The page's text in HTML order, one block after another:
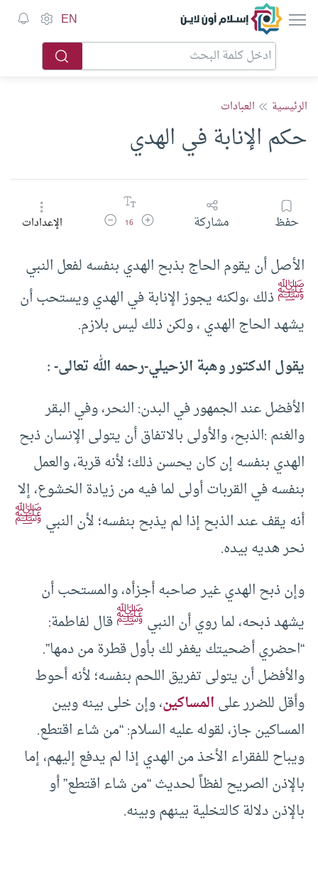
إسلام أون لاين EN
الرئيسية العبادات
حكم الإنابة في الهدي
حفظ مشاركة زيادة حجم الخط
16 تقليل حجم الخطالإعدادات
الأصل أن يقوم الحاج بذبح الهدي بنفسه لفعل النبي
ﷺذلك ،ولكنه يجوز الإنابة في الهدي ويستحب أن
يشهد الحاج الهدي ، ولكن ذلك ليس بلازم.
يقول الدكتور وهبة الزحيلي-رحمه الله تعالى- :
الأفضل عند الجمهور في البدن: النحر، وفي البقر
والغنم :الذبح، والأولى بالاتفاق أن يتولى الإنسان ذبح
الهدي بنفسه إن كان يحسن ذلك؛ لأنه قربة، والعمل
بنفسه في القربات أولى لما فيه من زيادة الخشوع، إلا
أنه يقف عند الذبح إذا لم يذبح بنفسه؛ لأن النبيﷺ
نحر هديه بيده.
وإن ذبح الهدي غير صاحبه أجزأه، والمستحب أن
يشهد ذبحه، لما روي أن النبيﷺقال لفاطمة:
“احضري أضحيتك يغفر لك بأول قطرة من دمها”.
والأفضل أن يتولى تفريق اللحم بنفسه؛ لأنه أحوط
وأقل للضرر علىالمساكين، وإن خلى بينه وبين
المساكين جاز، لقوله عليه السلام: “من شاء اقتطع.
ويباح للفقراء الأخذ من الهدي إذا لم يدفع إليهم، إما
بالإذن الصريح لفظاً لحديث “من شاء اقتطع” أو
بالإذن دلالة كالتخلية بينهم وبينه.